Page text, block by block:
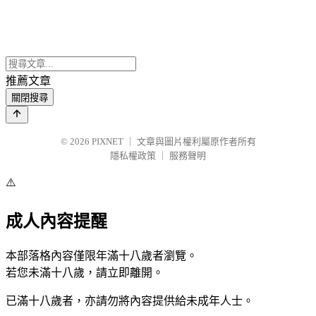
推薦文章
關閉搜尋
© 2026 PIXNET
文章與圖片權利屬原作者所有
隱私權政策
服務聲明
⚠️
成人內容提醒
本部落格內容僅限年滿十八歲者瀏覽。
若您未滿十八歲，請立即離開。
已滿十八歲者，亦請勿將內容提供給未成年人士。